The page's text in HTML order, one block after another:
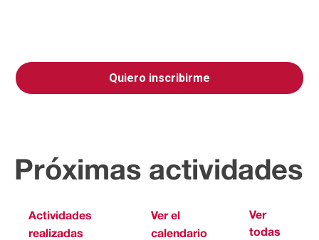
Quiero inscribirme
Próximas actividades
Actividades
realizadas
Ver el
calendario
Ver
todas